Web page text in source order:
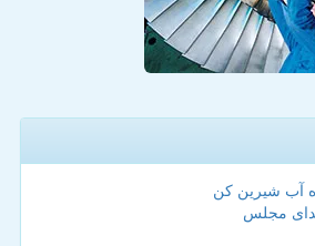
آب شیرین کن
مجلس